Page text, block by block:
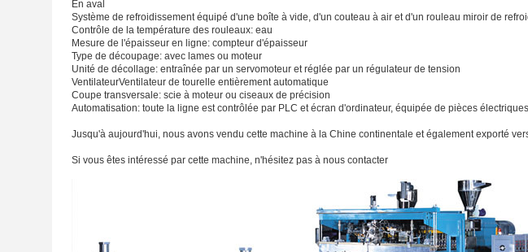
En aval
Système de refroidissement équipé d'une boîte à vide, d'un couteau à air et d'un rouleau miroir de
Contrôle de la température des rouleaux: eau
Mesure de l'épaisseur en ligne: compteur d'épaisseur
Type de découpage: avec lames ou moteur
Unité de décollage: entraînée par un servomoteur et réglée par un régulateur de tension
VentilateurVentilateur de tourelle entièrement automatique
Coupe transversale: scie à moteur ou ciseaux de précision
Automatisation: toute la ligne est contrôlée par PLC et écran d'ordinateur, équipée de pièces
Jusqu'à aujourd'hui, nous avons vendu cette machine à la Chine continentale et également exporté
Si vous êtes intéressé par cette machine, n'hésitez pas à nous contacter